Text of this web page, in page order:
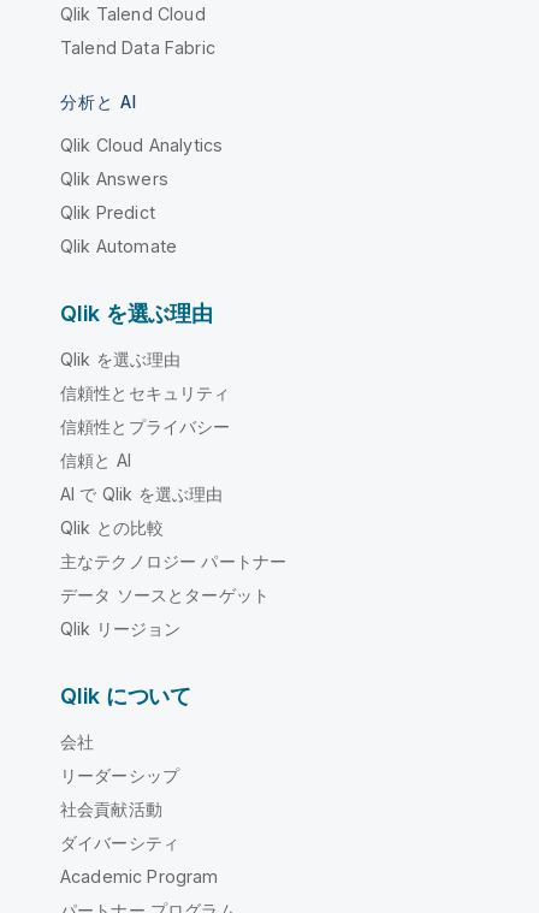
Qlik Talend Cloud
Talend Data Fabric
分析と AI
Qlik Cloud Analytics
Qlik Answers
Qlik Predict
Qlik Automate
Qlik を選ぶ理由
Qlik を選ぶ理由
信頼性とセキュリティ
信頼性とプライバシー
信頼と AI
AI で Qlik を選ぶ理由
Qlik との比較
主なテクノロジー パートナー
データ ソースとターゲット
Qlik リージョン
Qlik について
会社
リーダーシップ
社会貢献活動
ダイバーシティ
Academic Program